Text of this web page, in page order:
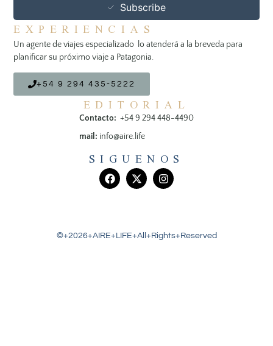
Subscribe
EXPERIENCIAS
Un agente de viajes especializado lo atenderá a la breveda para
planificar su próximo viaje a Patagonia.
+54 9 294 435-5222
EDITORIAL
Contacto: +54 9 294 448-4490
mail: info@aire.life
SIGUENOS
©+2026+AIRE+LIFE+All+Rights+Reserved